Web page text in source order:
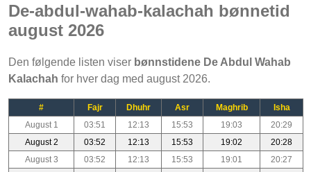
De-abdul-wahab-kalachah bønnetid
august 2026
Den følgende listen viser bønnstidene De Abdul Wahab
Kalachah for hver dag med august 2026.
# Fajr Dhuhr Asr Maghrib
Isha
August 1
03:51 12:13 15:53 19:03
20:29
August 2
03:52 12:13 15:53 19:02
20:28
August 3
03:52 12:13 15:53 19:01
20:27